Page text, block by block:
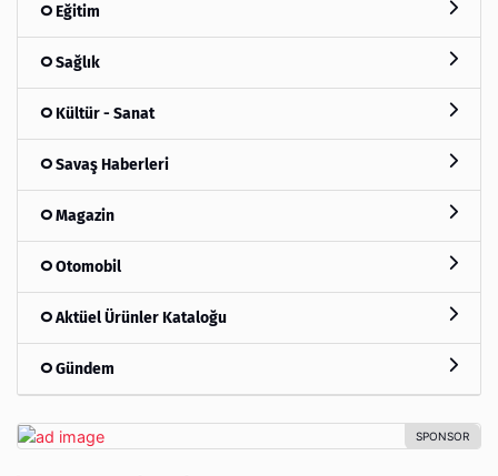
Eğitim
Sağlık
Kültür - Sanat
Savaş Haberleri
Magazin
Otomobil
Aktüel Ürünler Kataloğu
Gündem